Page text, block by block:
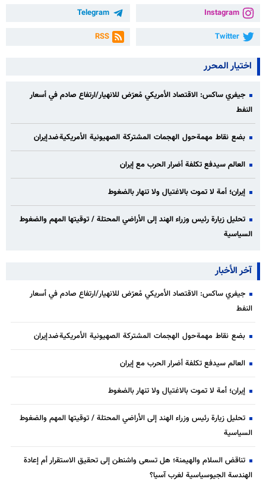
Instagram
Telegram
Twitter
RSS
اختيار المحرر
جيفري ساكس: الاقتصاد الأمريكي مُعرّض للانهيار/ارتفاع صادم في أسعار
النفط
بضع نقاط مهمة حول الهجمات المشتركة الصهيونية الأمريكية ضد إيران
العالم سيدفع تكلفة أضرار الحرب مع إيران
إيران؛ أمة لا تموت بالاغتيال ولا تنهار بالضغوط
تحليل زيارة رئيس وزراء الهند إلى الأراضي المحتلة / توقيتها المهم والضغوط
السياسية
آخر الأخبار
جيفري ساكس: الاقتصاد الأمريكي مُعرّض للانهيار/ارتفاع صادم في أسعار
النفط
بضع نقاط مهمة حول الهجمات المشتركة الصهيونية الأمريكية ضد إيران
العالم سيدفع تكلفة أضرار الحرب مع إيران
إيران؛ أمة لا تموت بالاغتيال ولا تنهار بالضغوط
تحليل زيارة رئيس وزراء الهند إلى الأراضي المحتلة / توقيتها المهم والضغوط
السياسية
تناقض السلام والهيمنة؛ هل تسعى واشنطن إلى تحقيق الاستقرار أم إعادة
الهندسة الجيوسياسية لغرب آسيا؟